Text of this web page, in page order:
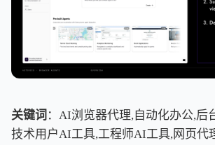
关键词 ：AI浏览器代理,自动化办公,后
技术用户AI工具,工程师AI工具,网页代